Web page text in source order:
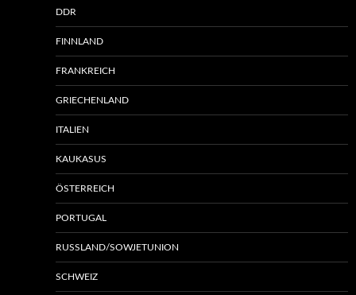
DDR
FINNLAND
FRANKREICH
GRIECHENLAND
ITALIEN
KAUKASUS
ÖSTERREICH
PORTUGAL
RUSSLAND/SOWJETUNION
SCHWEIZ